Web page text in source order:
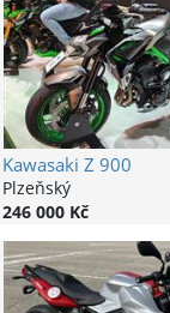
Kawasaki Z 900
Plzeňský
246 000 Kč